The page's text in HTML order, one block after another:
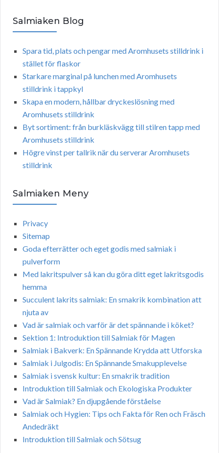
Salmiaken Blog
Spara tid, plats och pengar med Aromhusets stilldrink i
stället för flaskor
Starkare marginal på lunchen med Aromhusets
stilldrink i tappkyl
Skapa en modern, hållbar dryckeslösning med
Aromhusets stilldrink
Byt sortiment: från burkläskvägg till stilren tapp med
Aromhusets stilldrink
Högre vinst per tallrik när du serverar Aromhusets
stilldrink
Salmiaken Meny
Privacy
Sitemap
Goda efterrätter och eget godis med salmiak i
pulverform
Med lakritspulver så kan du göra ditt eget lakritsgodis
hemma
Succulent lakrits salmiak: En smakrik kombination att
njuta av
Vad är salmiak och varför är det spännande i köket?
Sektion 1: Introduktion till Salmiak för Magen
Salmiak i Bakverk: En Spännande Krydda att Utforska
Salmiak i Julgodis: En Spännande Smakupplevelse
Salmiak i svensk kultur: En smakrik tradition
Introduktion till Salmiak och Ekologiska Produkter
Vad är Salmiak? En djupgående förståelse
Salmiak och Hygien: Tips och Fakta för Ren och Fräsch
Andedräkt
Introduktion till Salmiak och Sötsug